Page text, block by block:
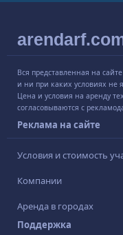
Вся представленная на
и ни при каких условиях не
Цена и условия на аренду
согласовываются с
Реклама на сайте
Условия и стоимость
Компании
Аренда в городах
Поддержка